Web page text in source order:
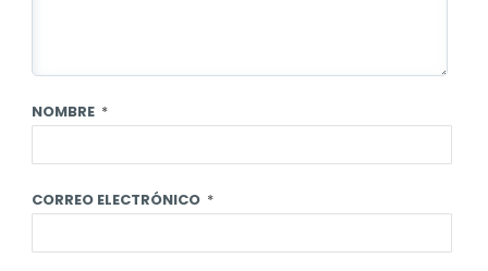
NOMBRE *
CORREO ELECTRÓNICO *